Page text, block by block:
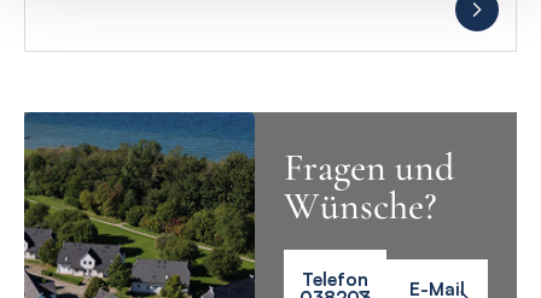
Fragen und
Wünsche?
Telefon E-Mail